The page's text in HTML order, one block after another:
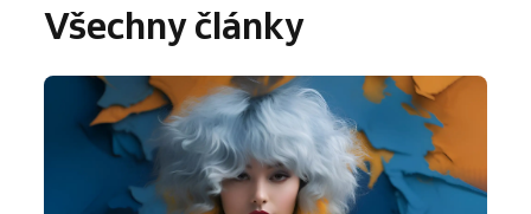
Všechny články